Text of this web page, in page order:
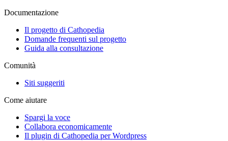
Documentazione
Il progetto di Cathopedia
Domande frequenti sul progetto
Guida alla consultazione
Comunità
Siti suggeriti
Come aiutare
Spargi la voce
Collabora economicamente
Il plugin di Cathopedia per Wordpress